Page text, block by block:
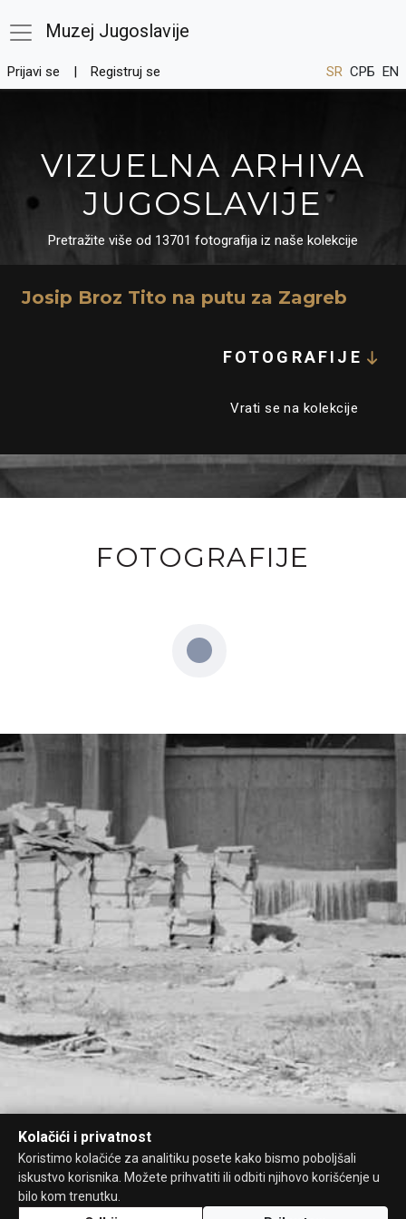
Muzej Jugoslavije
Prijavi se Registruj se SR СРБ EN
VIZUELNA ARHIVA
JUGOSLAVIJE
Pretražite više od 13701 fotografija iz naše kolekcije
Josip Broz Tito na putu za Zagreb
FOTOGRAFIJE
Vrati se na kolekcije
FOTOGRAFIJE
Kolačići i privatnost
Koristimo kolačiće za analitiku posete kako bismo poboljšali
iskustvo korisnika. Možete prihvatiti ili odbiti njihovo korišćenje u
bilo kom trenutku.